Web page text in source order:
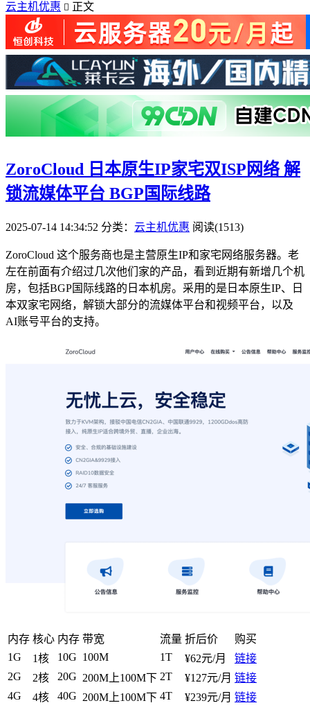
云主机优惠  正文
ZoroCloud 日本原生IP家宅双ISP网络 解
锁流媒体平台 BGP国际线路
2025-07-14 14:34:52 分类： 云主机优惠 阅读(1513)
ZoroCloud 这个服务商也是主营原生IP和家宅网络服务器。老
左在前面有介绍过几次他们家的产品，看到近期有新增几个机
房，包括BGP国际线路的日本机房。采用的是日本原生IP、日
本双家宅网络，解锁大部分的流媒体平台和视频平台，以及
AI账号平台的支持。
内存 核心 内存 带宽 流量 折后价
购买
1G
1核 10G 100M 1T ¥62元/月
链接
2G
2核 20G 200M上100M下 2T ¥127元/月 链接
4G
4核 40G 200M上100M下 4T ¥239元/月 链接